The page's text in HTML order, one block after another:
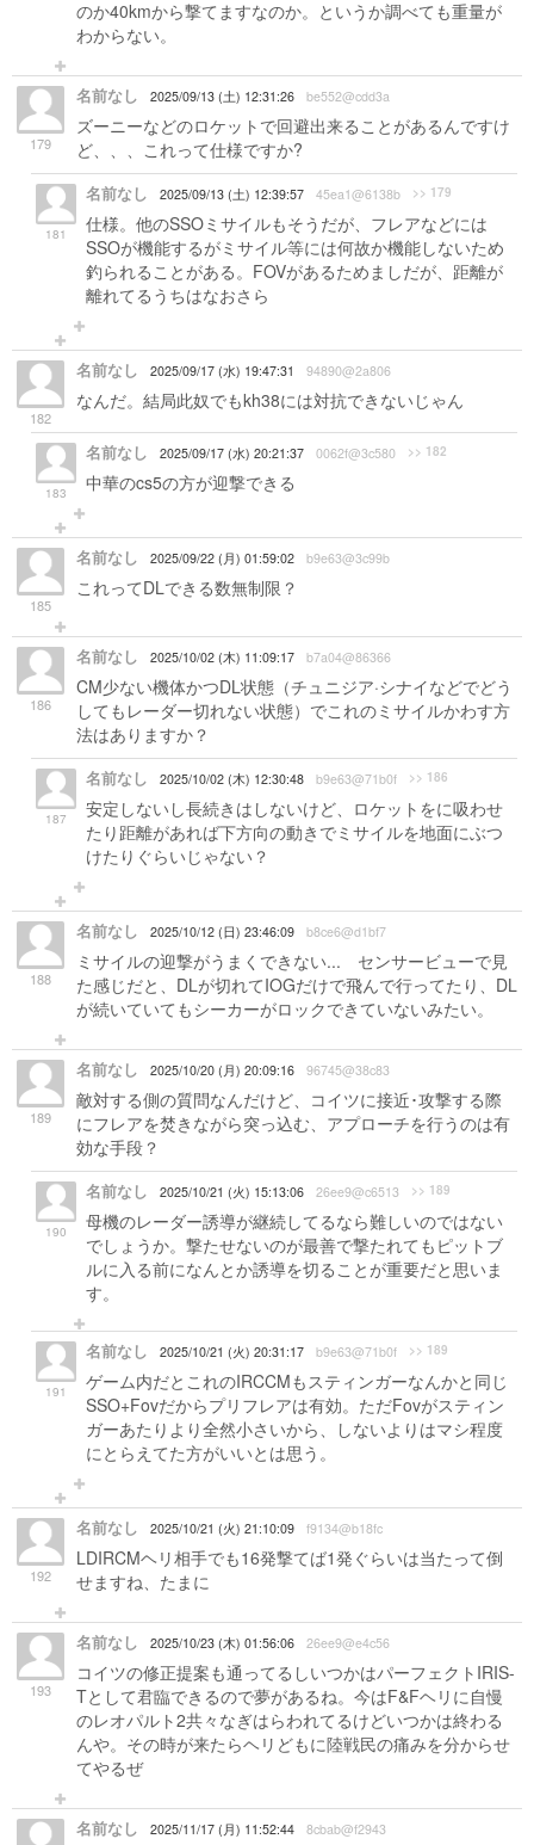
のか40kmから撃てますなのか。というか調べても重量が
わからない。
179
名前なし 2025/09/13 (土) 12:31:26 be552@cdd3a
ズーニーなどのロケットで回避出来ることがあるんですけ
ど、、、これって仕様ですか?
181
名前なし 2025/09/13 (土) 12:39:57 45ea1@6138b >> 179
仕様。他のSSOミサイルもそうだが、フレアなどには
SSOが機能するがミサイル等には何故か機能しないため
釣られることがある。FOVがあるためましだが、距離が
離れてるうちはなおさら
182
名前なし 2025/09/17 (水) 19:47:31 94890@2a806
なんだ。結局此奴でもkh38には対抗できないじゃん
183
名前なし 2025/09/17 (水) 20:21:37 0062f@3c580 >> 182
中華のcs5の方が迎撃できる
185
名前なし 2025/09/22 (月) 01:59:02 b9e63@3c99b
これってDLできる数無制限？
186
名前なし 2025/10/02 (木) 11:09:17 b7a04@86366
CM少ない機体かつDL状態（チュニジア·シナイなどでどう
してもレーダー切れない状態）でこれのミサイルかわす方
法はありますか？
187
名前なし 2025/10/02 (木) 12:30:48 b9e63@71b0f >> 186
安定しないし長続きはしないけど、ロケットをに吸わせ
たり距離があれば下方向の動きでミサイルを地面にぶつ
けたりぐらいじゃない？
188
名前なし 2025/10/12 (日) 23:46:09 b8ce6@d1bf7
ミサイルの迎撃がうまくできない... センサービューで見
た感じだと、DLが切れてIOGだけで飛んで行ってたり、DL
が続いていてもシーカーがロックできていないみたい。
189
名前なし 2025/10/20 (月) 20:09:16 96745@38c83
敵対する側の質問なんだけど、コイツに接近･攻撃する際
にフレアを焚きながら突っ込む、アプローチを行うのは有
効な手段？
190
名前なし 2025/10/21 (火) 15:13:06 26ee9@c6513 >> 189
母機のレーダー誘導が継続してるなら難しいのではない
でしょうか。撃たせないのが最善で撃たれてもピットブ
ルに入る前になんとか誘導を切ることが重要だと思いま
す。
191
名前なし 2025/10/21 (火) 20:31:17 b9e63@71b0f >> 189
ゲーム内だとこれのIRCCMもスティンガーなんかと同じ
SSO+Fovだからプリフレアは有効。ただFovがスティン
ガーあたりより全然小さいから、しないよりはマシ程度
にとらえてた方がいいとは思う。
192
名前なし 2025/10/21 (火) 21:10:09 f9134@b18fc
LDIRCMヘリ相手でも16発撃てば1発ぐらいは当たって倒
せますね、たまに
193
名前なし 2025/10/23 (木) 01:56:06 26ee9@e4c56
コイツの修正提案も通ってるしいつかはパーフェクトIRIS-
Tとして君臨できるので夢があるね。今はF&Fヘリに自慢
のレオパルト2共々なぎはらわれてるけどいつかは終わる
んや。その時が来たらヘリどもに陸戦民の痛みを分からせ
てやるぜ
名前なし 2025/11/17 (月) 11:52:44 8cbab@f2943